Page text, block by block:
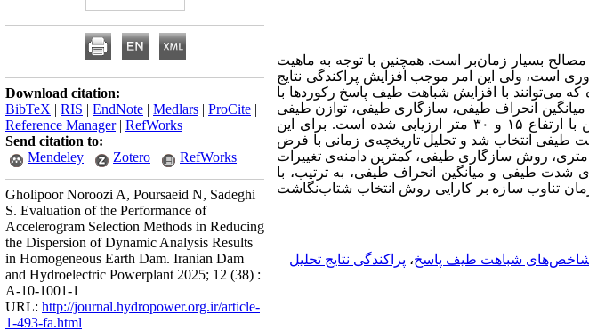
بسیار زمان‌بر است. همچنین با توجه به ماهیت
است، ولی این امر موجب افزایش پراکندگی نتایج
می‌توانند با افزایش شباهت طیف پاسخ رکوردها با
انحراف طیفی، سازگاری طیفی، توازن طیفی
ارتفاع ۱۵ و ۳۰ متر ارزیابی شده است. برای این
طیفی انتخاب شد و تحلیل تاریخچه‌ی زمانی با فرض
متری، روش سازگاری طیفی، کمترین دامنه‌ی تغییرات
شدت طیفی و میانگین انحراف طیفی، به ترتیب، با
زمان تناوب سازه بر کارایی روش انتخاب شتاب‌نگاشت
شباهت طیف پاسخ، پراکندگی نتایج تحلیل
Download citation:
BibTeX | RIS | EndNote | Medlars | ProCite |
Reference Manager| RefWorks
Send citation to:
Mendeley
Zotero RefWorks
Gholipoor Noroozi A, Poursaeid N, Sadeghi
S. Evaluation of the Performance of
Accelerogram Selection Methods in Reducing
the Dispersion of Dynamic Analysis Results
in Homogeneous Earth Dam. Iranian Dam
and Hydroelectric Powerplant 2025; 12 (38) :
A-10-1001-1
URL: http://journal.hydropower.org.ir/article-
1-493-fa.html